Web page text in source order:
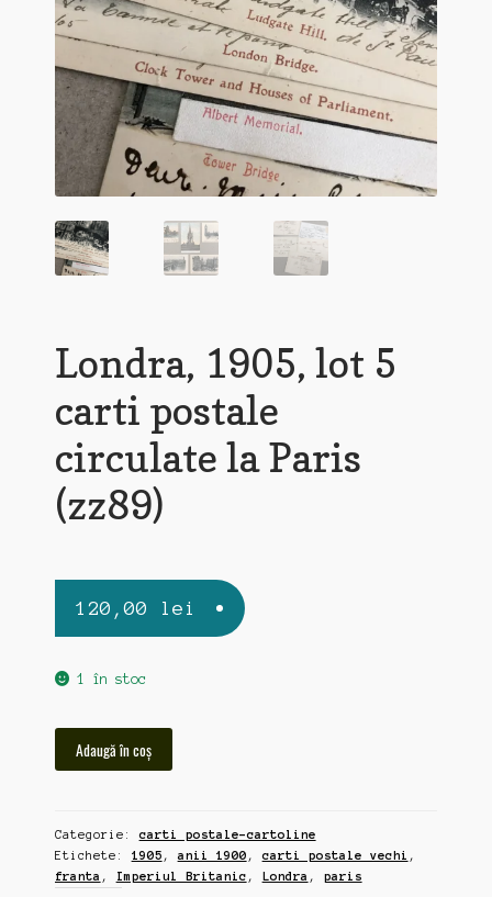
Londra, 1905, lot 5
carti postale
circulate la Paris
(zz89)
120,00 lei
1 în stoc
Londra,
5
carti
postale
Adaugă în coș
Categorie:carti postale-cartoline
Etichete: 1905 ,anii 1900 ,carti postale vechi ,
franta , Imperiul Britanic , Londra , paris